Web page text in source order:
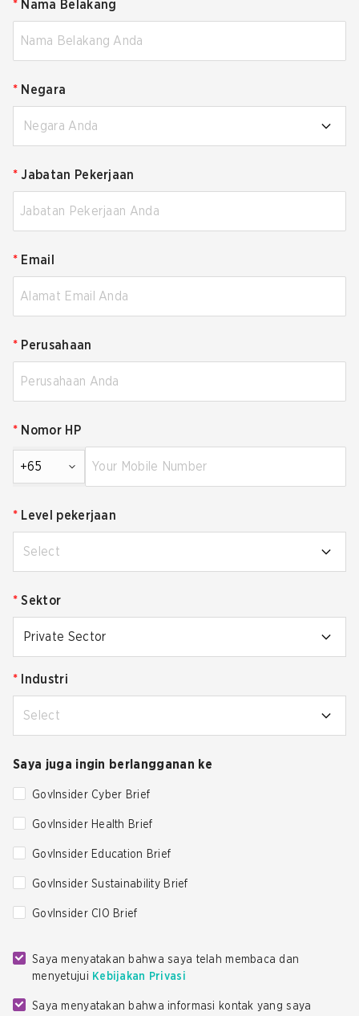
* Nama Belakang
* Negara
Negara Anda
* Jabatan Pekerjaan
* Email
* Perusahaan
* Nomor HP
+65
* Level pekerjaan
Select
* Sektor
Private Sector
* Industri
Select
Saya juga ingin berlangganan ke
GovInsider Cyber Brief
GovInsider Health Brief
GovInsider Education Brief
GovInsider Sustainability Brief
GovInsider CIO Brief
Saya menyatakan bahwa saya telah membaca dan
menyetujui Kebijakan Privasi
Saya menyatakan bahwa informasi kontak yang saya